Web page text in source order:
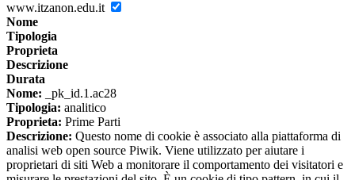
www.itzanon.edu.it
Nome
Tipologia
Proprieta
Descrizione
Durata
Nome: _pk_id.1.ac28
Tipologia: analitico
Proprieta: Prime Parti
Descrizione: Questo nome di cookie è associato alla piattaforma di
analisi web open source Piwik. Viene utilizzato per aiutare i
proprietari di siti Web a monitorare il comportamento dei visitatori e